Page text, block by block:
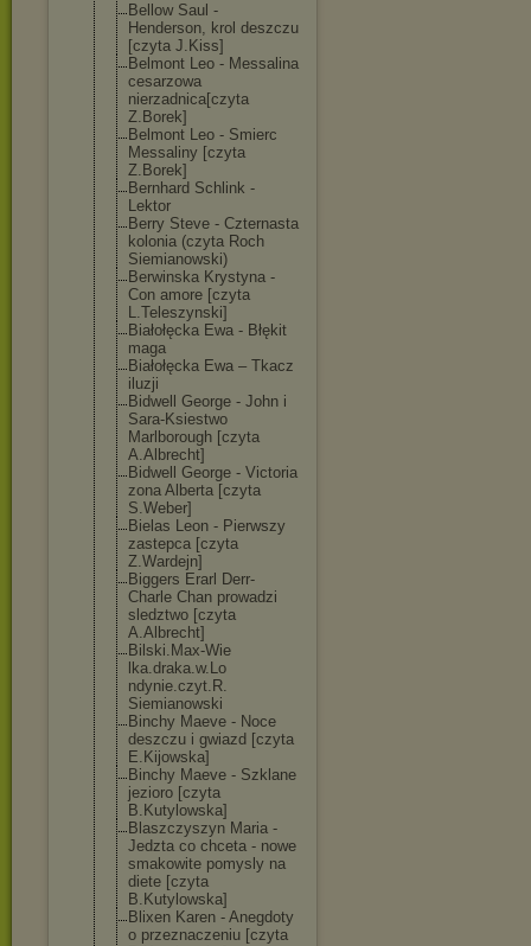
Bellow Saul -
Henderson, krol deszczu
[czyta J.Kiss]
Belmont Leo - Messalina
cesarzowa
nierzadnica[czyta
Z.Borek]
Belmont Leo - Smierc
Messaliny [czyta
Z.Borek]
Bernhard Schlink -
Lektor
Berry Steve - Czternasta
kolonia (czyta Roch
Siemianowski)
Berwinska Krystyna -
Con amore [czyta
L.Teleszynski]
Białołęcka Ewa - Błękit
maga
Białołęcka Ewa – Tkacz
iluzji
Bidwell George - John i
Sara-Ksiestwo
Marlborough [czyta
A.Albrecht]
Bidwell George - Victoria
zona Alberta [czyta
S.Weber]
Bielas Leon - Pierwszy
zastepca [czyta
Z.Wardejn]
Biggers Erarl Derr-
Charle Chan prowadzi
sledztwo [czyta
A.Albrecht]
Bilski.Max-Wie
lka.draka.w.Lo
ndynie.czyt.R.
Siemianowski
Binchy Maeve - Noce
deszczu i gwiazd [czyta
E.Kijowska]
Binchy Maeve - Szklane
jezioro [czyta
B.Kutylowska]
Blaszczyszyn Maria -
Jedzta co chceta - nowe
smakowite pomysly na
diete [czyta
B.Kutylowska]
Blixen Karen - Anegdoty
o przeznaczeniu [czyta